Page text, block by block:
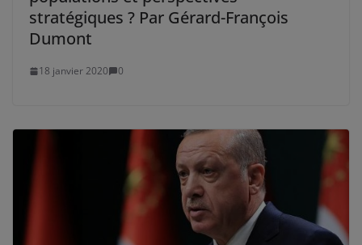
stratégiques ? Par Gérard-François
Dumont
18 janvier 2020 0